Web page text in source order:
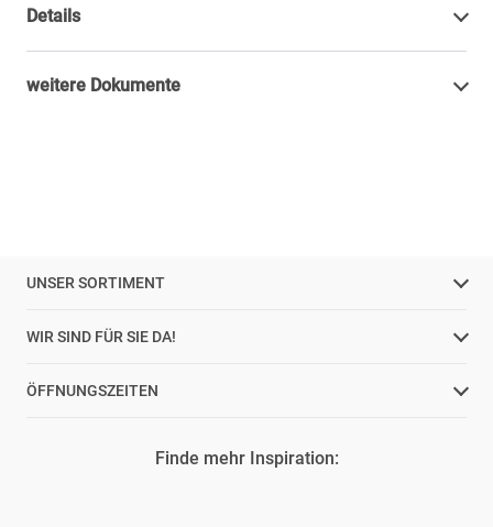
Details
weitere Dokumente
UNSER SORTIMENT
WIR SIND FÜR SIE DA!
ÖFFNUNGSZEITEN
Finde mehr Inspiration: